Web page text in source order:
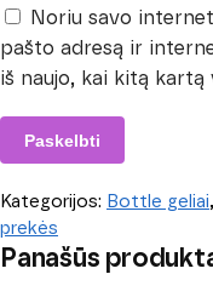
Noriu savo
pašto adresą ir
iš naujo, kai kitą
Kategorijos: Bottle geliai,
prekės
Panašūs